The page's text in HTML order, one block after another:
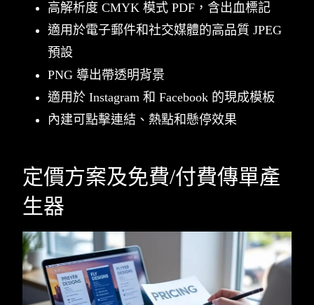
高解析度 CMYK 模式 PDF，含出血標記
適用於電子郵件和社交媒體的高品質 JPEG
預設
PNG 導出帶透明背景
適用於 Instagram 和 Facebook 的現成模板
內建可點擊連結、熱點和懸停效果
定價方案及免費/付費傳單產
生器